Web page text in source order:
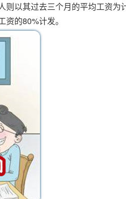
则以其过去三个月的平均工资为
的80%计发。